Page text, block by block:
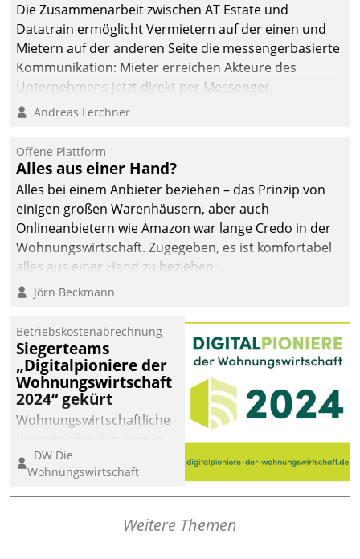
Die Zusammenarbeit zwischen AT Estate und
Datatrain ermöglicht Vermietern auf der einen und
Mietern auf der anderen Seite die messengerbasierte
Kommunikation: Mieter erreichen Akteure des
Unternehmens jetzt direkt per Messenger,
Mitarbeiter oder Dienstleister empfangen oder
Andreas Lerchner
Offene Plattform
Alles aus einer Hand?
Alles bei einem Anbieter beziehen – das Prinzip von
einigen großen Warenhäusern, aber auch
Onlineanbietern wie Amazon war lange Credo in der
Wohnungswirtschaft. Zugegeben, es ist komfortabel
alles aus einer Hand zu beziehen...
Jörn Beckmann
Betriebskostenabrechnung
Siegerteams
„Digitalpioniere der
Wohnungswirtschaft
2024“ gekürt
Wohnungswirtschaftliche
eine digitale Zukunft zu
finden, ist das Ziel des
Awards „Digitalpioniere
Wohnungswirtschaft“.
DW Die
Wohnungswirtschaft
Weitere Themen